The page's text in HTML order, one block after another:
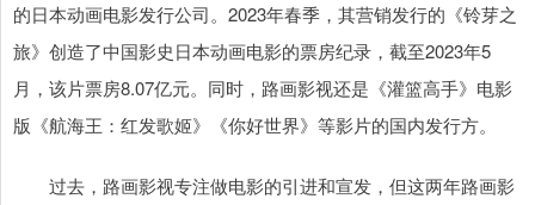
的日本动画电影发行公司。2023年春季，其营销发行的《铃芽之
旅》创造了中国影史日本动画电影的票房纪录，截至2023年5
月，该片票房8.07亿元。同时，路画影视还是《灌篮高手》电影
版《航海王：红发歌姬》《你好世界》等影片的国内发行方。
过去，路画影视专注做电影的引进和宣发，但这两年路画影